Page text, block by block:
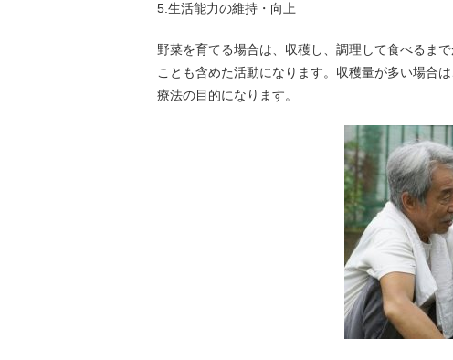
5.生活能力の維持・向上
野菜を育てる場合は、収穫し、調理して食べるま
ことも含めた活動になります。収穫量が多い場合
療法の目的になります。